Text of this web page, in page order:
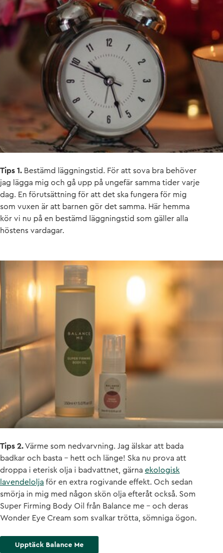
Tips 1. Bestämd läggningstid. För att sova bra behöver
jag lägga mig och gå upp på ungefär samma tider varje
dag. En förutsättning för att det ska fungera för mig
som vuxen är att barnen gör det samma. Här hemma
kör vi nu på en bestämd läggningstid som gäller alla
höstens vardagar.
Tips 2.Värme som nedvarvning. Jag älskar att bada
badkar och basta – hett och länge! Ska nu prova att
droppa i eterisk olja i badvattnet, gärna ekologisk
lavendelolja för en extra rogivande effekt. Och sedan
smörja in mig med någon skön olja efteråt också. Som
Super Firming Body Oil från Balance me – och deras
Wonder Eye Cream som svalkar trötta, sömniga ögon.
Upptäck Balance Me